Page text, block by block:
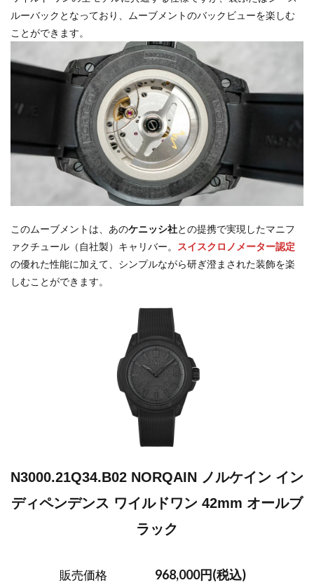
ルーバックとなっており、ムーブメントのバックビューを楽しむ
ことができます。
このムーブメントは、あのケニッシ社との提携で実現したマニフ
ァクチュール（自社製）キャリバー。
スイスクロノメーター認定
の優れた性能に加えて、シンプルながら研ぎ澄まされた装飾を楽
しむことができます。
N3000.21Q34.B02 NORQAIN ノルケイン イン
ディペンデンス ワイルドワン 42mm オールブ
ラック
販売価格 968,000円(税込)